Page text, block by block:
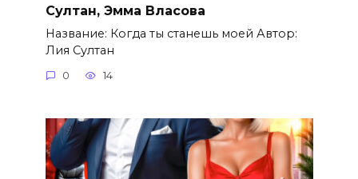
Султан, Эмма Власова
Название: Когда ты станешь моей Автор:
Лия Султан
0 14